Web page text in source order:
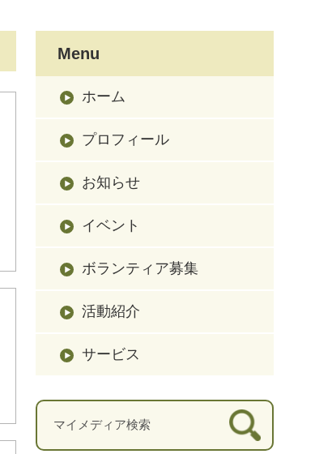
Menu
ホーム
プロフィール
お知らせ
イベント
ボランティア募集
活動紹介
サービス